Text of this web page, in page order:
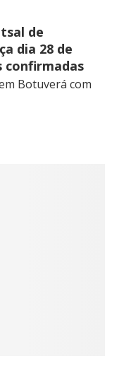
de
dia 28 de
confirmadas
Botuverá com